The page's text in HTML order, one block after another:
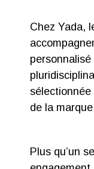
Chez Yada,
de la
Plus qu’un